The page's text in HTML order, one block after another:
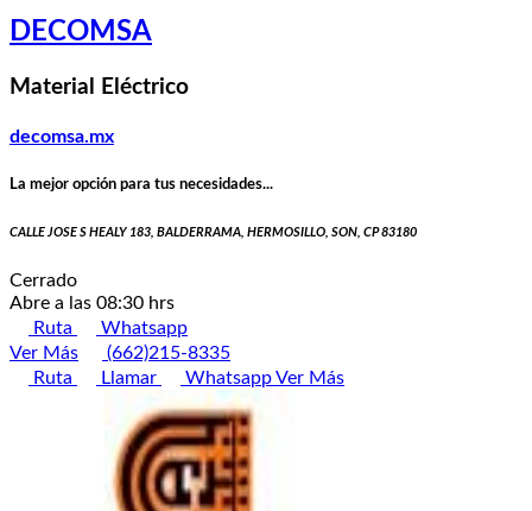
DECOMSA
Material Eléctrico
decomsa.mx
La mejor opción para tus necesidades...
CALLE JOSE S HEALY 183, BALDERRAMA, HERMOSILLO, SON, CP 83180
Cerrado
Abre a las 08:30 hrs
Ruta
Whatsapp
Ver Más
(662)215-8335
Ruta
Llamar WhatsappVer Más